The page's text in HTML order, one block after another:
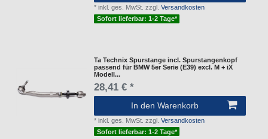
*inkl. ges. MwSt. zzgl.Versandkosten
Sofort lieferbar: 1-2 Tage*
Ta Technix Spurstange incl. Spurstangenkopf
passend für BMW 5er Serie (E39) excl. M + iX
Modell...
28,41 € *
In den Warenkorb
*inkl. ges. MwSt. zzgl.Versandkosten
Sofort lieferbar: 1-2 Tage*